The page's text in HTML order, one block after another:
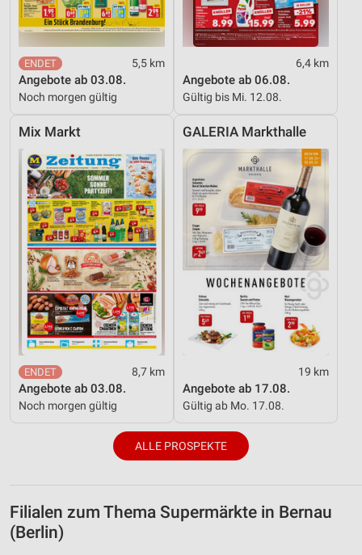
5,5 km
Angebote ab 03.08.
Noch morgen gültig
6,4 km
Angebote ab 06.08.
Gültig bis Mi. 12.08.
Mix Markt
8,7 km
Angebote ab 03.08.
Noch morgen gültig
GALERIA Markthalle
19 km
Angebote ab 17.08.
Gültig ab Mo. 17.08.
ALLE PROSPEKTE
Filialen zum Thema Supermärkte in Bernau
(Berlin)